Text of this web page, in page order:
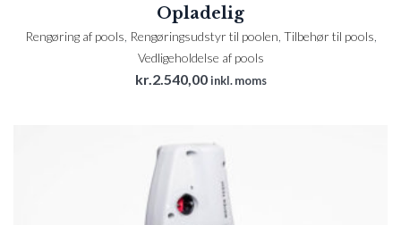
Opladelig
Rengøring af pools Rengøringsudstyr til poolen Tilbehør til pools
Vedligeholdelse af pools
kr.2.540,00 inkl. moms